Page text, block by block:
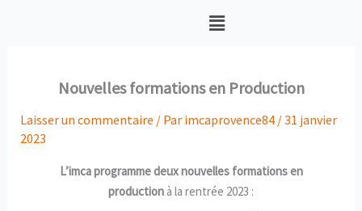
Menu
Nouvelles formations en Production
Laisser un commentaire / Par imcaprovence84 /31 janvier
2023
L’imca programme deux nouvelles formations en
production à la rentrée 2023 :